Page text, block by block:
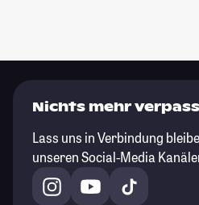
Nichts mehr
Lass uns in Verbindung
unseren Social-Media